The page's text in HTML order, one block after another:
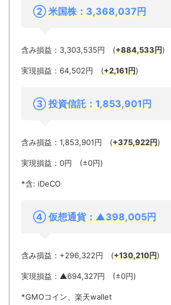
② 米国株：3,368,037円
含み損益：3,303,535円 (+884,533円)
実現損益：64,502円 (+2,161円)
③ 投資信託：1,853,901円
含み損益：1,853,901円 (+375,922円)
実現損益：0円 (±0円)
*含: iDeCO
④ 仮想通貨：▲398,005円
含み損益：+296,322円 (+130,210円)
実現損益：▲694,327円 (±0円)
*GMOコイン、楽天wallet